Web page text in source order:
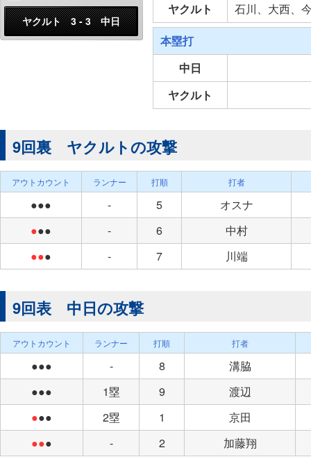
ヤクルト 3 - 3 中日
ヤクルト
石川、大西、
本塁打
中日
ヤクルト
9回裏 ヤクルトの攻撃
アウトカウント ランナー 打順 打者
●●● - 5
オスナ
●●● - 6
中村
●●● - 7 川端
9回表 中日の攻撃
アウトカウント ランナー 打順 打者
●●● - 8
溝脇
●●●
1塁 9
渡辺
●●● 2塁 1
京田
●●● - 2 加藤翔